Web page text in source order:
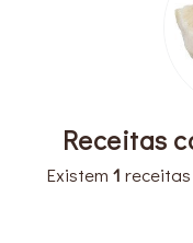
Receitas
Existem 1